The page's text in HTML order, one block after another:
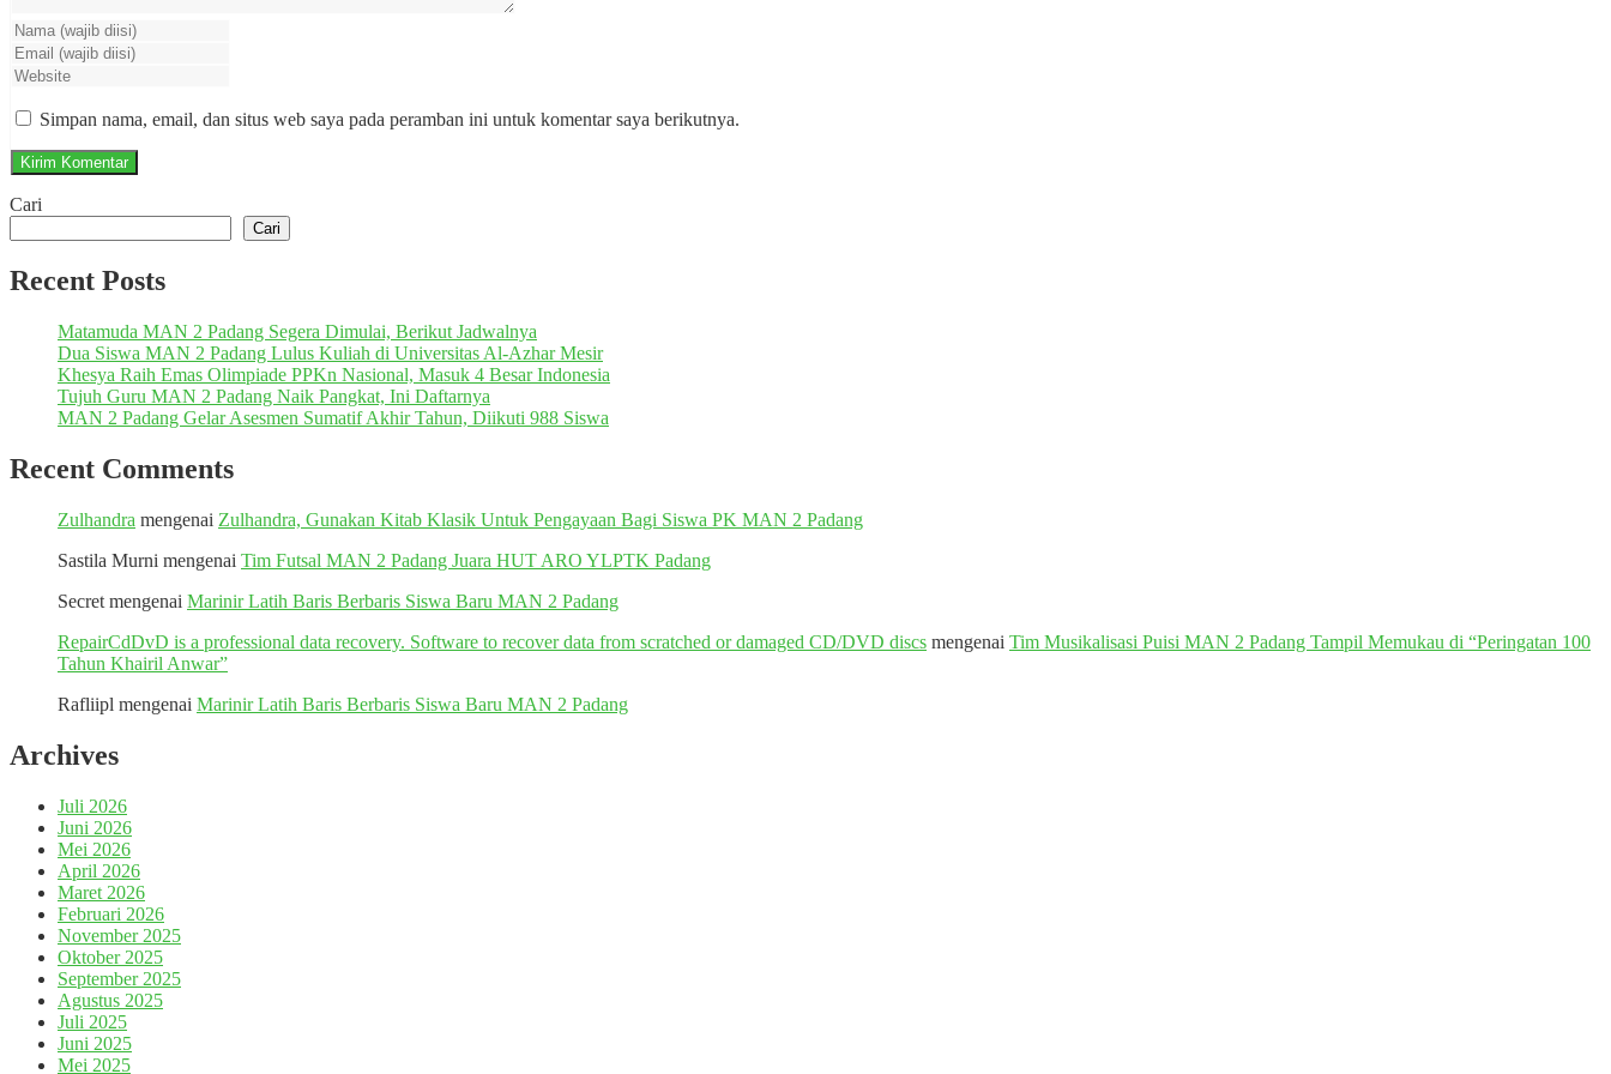
Simpan nama, email, dan situs web saya pada peramban ini untuk komentar saya berikutnya.
Cari
Cari
Recent Posts
Matamuda MAN 2 Padang Segera Dimulai, Berikut Jadwalnya
Dua Siswa MAN 2 Padang Lulus Kuliah di Universitas Al-Azhar Mesir
Khesya Raih Emas Olimpiade PPKn Nasional, Masuk 4 Besar Indonesia
Tujuh Guru MAN 2 Padang Naik Pangkat, Ini Daftarnya
MAN 2 Padang Gelar Asesmen Sumatif Akhir Tahun, Diikuti 988 Siswa
Recent Comments
Zulhandra mengenai Zulhandra, Gunakan Kitab Klasik Untuk Pengayaan Bagi Siswa PK MAN 2 Padang
Sastila Murni mengenai Tim Futsal MAN 2 Padang Juara HUT ARO YLPTK Padang
Secret mengenai Marinir Latih Baris Berbaris Siswa Baru MAN 2 Padang
RepairCdDvD is a professional data recovery. Software to recover data from scratched or damaged CD/DVD discs mengenai Tim Musikalisasi Puisi MAN 2 Padang Tampil Memukau di “Peringatan 100
Tahun Khairil Anwar”
Rafliipl mengenai Marinir Latih Baris Berbaris Siswa Baru MAN 2 Padang
Archives
Juli 2026
Juni 2026
Mei 2026
April 2026
Maret 2026
Februari 2026
November 2025
Oktober 2025
September 2025
Agustus 2025
Juli 2025
Juni 2025
Mei 2025